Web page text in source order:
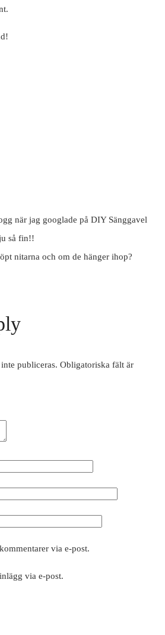
när jag googlade på DIY Sänggavel
så fin!!
nitarna och om de hänger ihop?
publiceras. Obligatoriska fält är
via e-post.
via e-post.